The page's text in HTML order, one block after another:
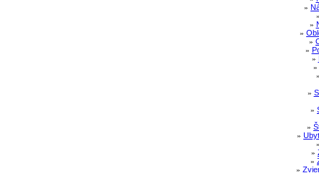
»
»
»
»
»
»
»
»
»
»
»
»
»
»